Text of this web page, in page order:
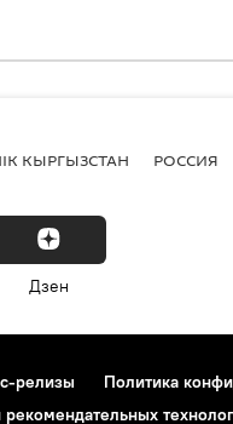
КЫРГЫЗСТАН РОССИЯ
Дзен
релизы
Политика